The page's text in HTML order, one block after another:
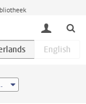
toggle
bureau